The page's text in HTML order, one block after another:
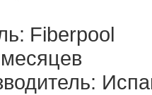
Fiberpool